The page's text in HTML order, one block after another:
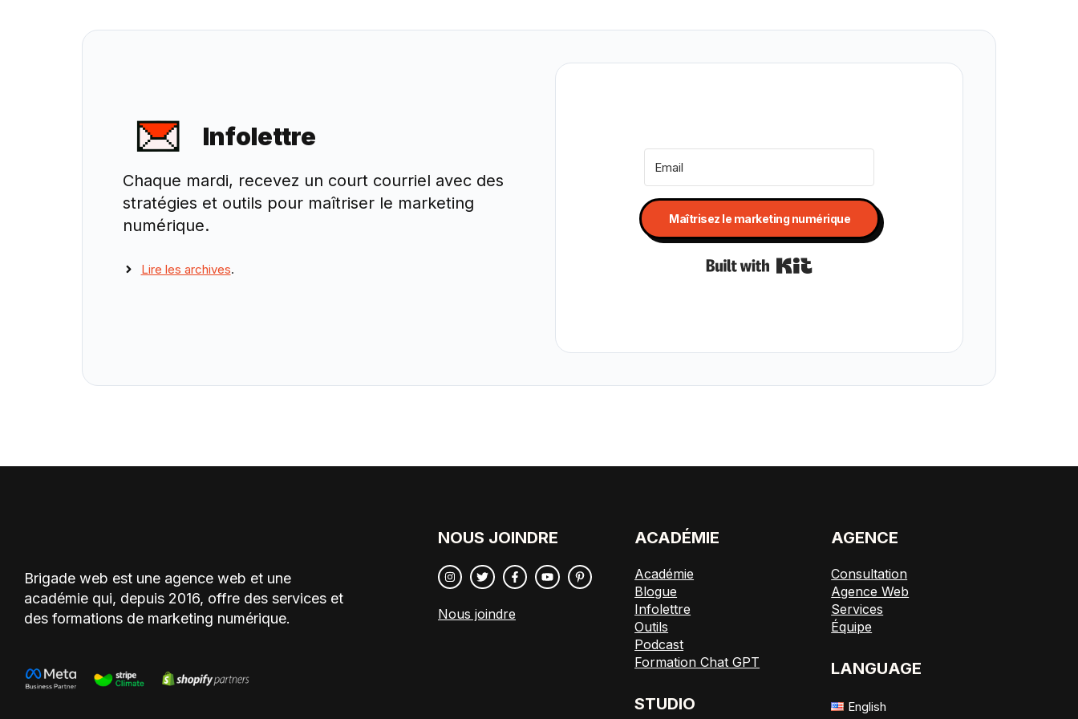
Infolettre
Chaque mardi, recevez un court courriel avec des
stratégies et outils pour maîtriser le marketing
numérique.
Lire les archives.
Maîtrisez le marketing numérique
Brigade web est une agence web et une
académie qui, depuis 2016, offre des services et
des formations de marketing numérique.
NOUS JOINDRE
Nous joindre
ACADÉMIE
Académie
Blogue
Infolettre
Outils
Podcast
Formation Chat GPT
STUDIO
AGENCE
Consultation
Agence Web
Services
Équipe
LANGUAGE
English